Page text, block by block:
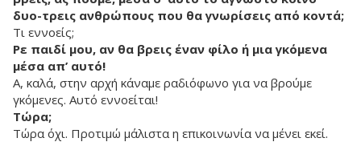
δυο-τρεις ανθρώπους που θα γνωρίσεις από κοντά;
Τι εννοείς;
Ρε παιδί μου, αν θα βρεις έναν φίλο ή μια γκόμενα
μέσα απ’ αυτό!
Α, καλά, στην αρχή κάναμε ραδιόφωνο για να βρούμε
γκόμενες. Αυτό εννοείται!
Τώρα;
Τώρα όχι. Προτιμώ μάλιστα η επικοινωνία να μένει εκεί.